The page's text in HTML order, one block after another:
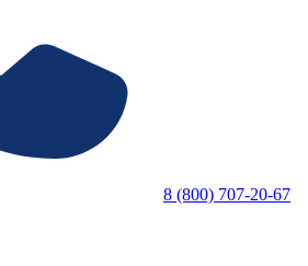
8 (800) 707-20-67